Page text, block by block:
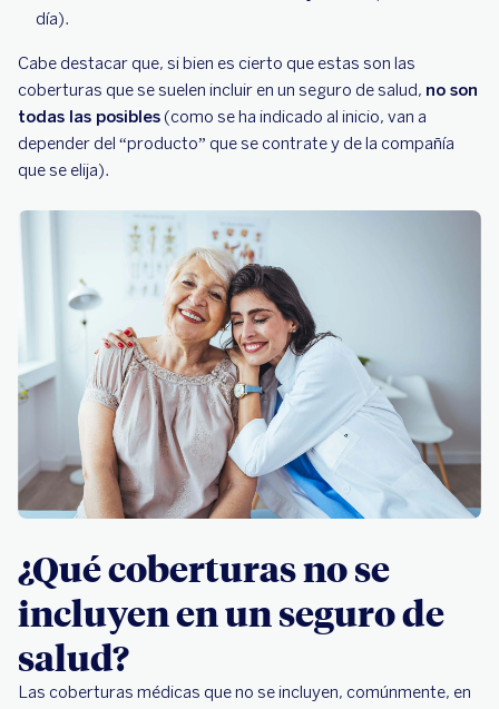
día).
Cabe destacar que, si bien es cierto que estas son las
coberturas que se suelen incluir en un seguro de salud, no son
todas las posibles (como se ha indicado al inicio, van a
depender del “producto” que se contrate y de la compañía
que se elija).
¿Qué coberturas no se
incluyen en un seguro de
salud?
Las coberturas médicas que no se incluyen, comúnmente, en